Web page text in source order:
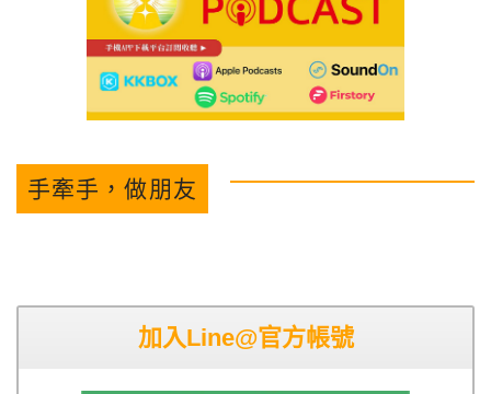
手牽手，做朋友
加入Line@官方帳號